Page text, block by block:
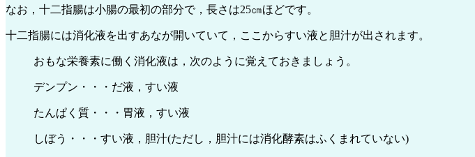
なお，十二指腸は小腸の最初の部分で，長さは25㎝ほどです。
十二指腸には消化液を出すあなが開いていて，ここからすい液と胆汁が出されます。
おもな栄養素に働く消化液は，次のように覚えておきましょう。
デンプン・・・だ液，すい液
たんぱく質・・・胃液，すい液
しぼう・・・すい液，胆汁(ただし，胆汁には消化酵素はふくまれていない)